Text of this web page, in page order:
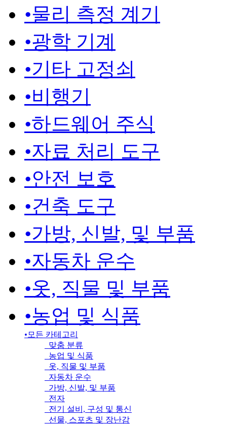
•물리 측정 계기
•광학 기계
•기타 고정쇠
•비행기
•하드웨어 주식
•자료 처리 도구
•안전 보호
•건축 도구
•가방, 신발, 및 부품
•자동차 운수
•옷, 직물 및 부품
•농업 및 식품
•모든 카테고리
맞춤 분류
농업 및 식품
옷, 직물 및 부품
자동차 운수
가방, 신발, 및 부품
전자
전기 설비, 구성 및 통신
선물, 스포츠 및 장난감